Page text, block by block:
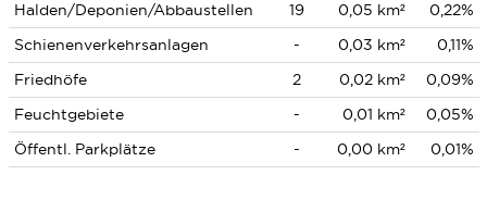
Halden/Deponien/Abbaustellen
19 0,05 km²
0,22%
Schienenverkehrsanlagen
- 0,03 km²
0,11%
Friedhöfe
2 0,02 km²
0,09%
Feuchtgebiete
- 0,01 km²
0,05%
Öffentl. Parkplätze
- 0,00 km² 0,01%